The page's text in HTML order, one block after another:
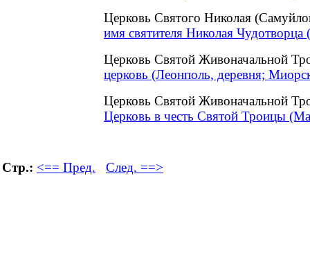
Церковь Святого Николая
имя святителя Николая
Церковь Святой Живоначальной
церковь (Леонполь, деревня;
Церковь Святой Живоначальной
Церковь в честь Святой Троицы
Стр.: <== Пред. След. ==>